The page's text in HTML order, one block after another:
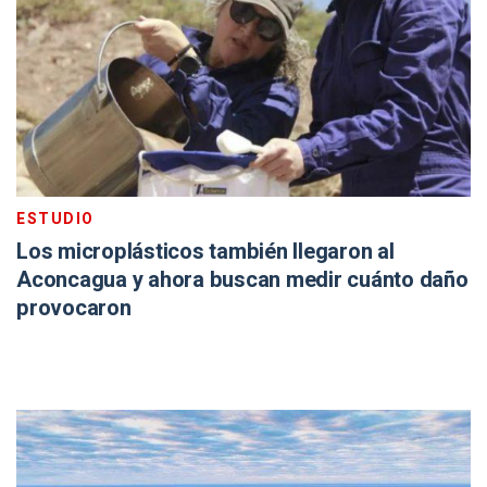
ESTUDIO
Los microplásticos también llegaron al
Aconcagua y ahora buscan medir cuánto daño
provocaron